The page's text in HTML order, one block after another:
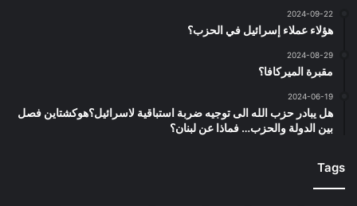
2024-09-22
هؤلاء عملاء إسرائيل في الحزب؟
2024-08-29
مقبرة الميركافا؟
2024-06-19
هل يبادر حزب الله الى توجيه ضربة استباقية لاسرائيل؟هوكشتاين فصل
بين الدولة والحزب… فماذا عن لبنان؟
Tags